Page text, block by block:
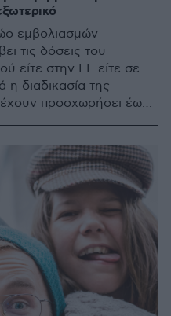
εμβολιασμών
τις δόσεις του
είτε στην ΕΕ είτε σε
η διαδικασία της
προσχωρήσει έως